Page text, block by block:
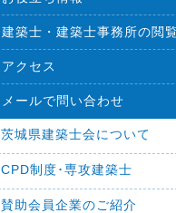
建築士・建築士事務所の閲
アクセス
メールで問い合わせ
茨城県建築士会について
CPD制度･専攻建築士
賛助会員企業のご紹介